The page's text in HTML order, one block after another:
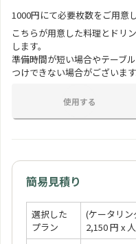
おしゃれカップケーキ
350 円
1000円にて必要枚数をご用意し
こちらが用意した料理とドリ
します。
準備時間が短い場合やテーブ
つけできない場合がございます
使用する
簡易見積り
選択した
プラン
(ケータリ
2,150 円 x